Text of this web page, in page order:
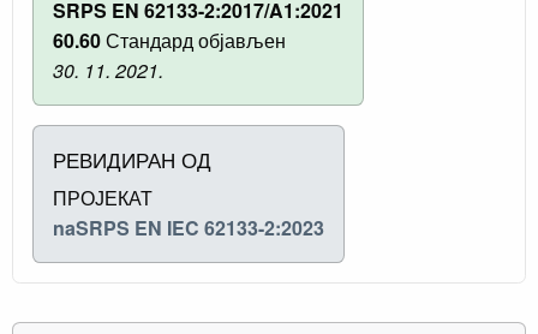
SRPS EN 62133-2:2017/A1:2021
60.60Стандард објављен
30. 11. 2021.
РЕВИДИРАН ОД
ПРОЈЕКАТ
naSRPS EN IEC 62133-2:2023